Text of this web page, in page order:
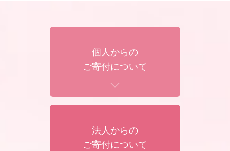
個人からの
ご寄付について
法人からの
ご寄付について